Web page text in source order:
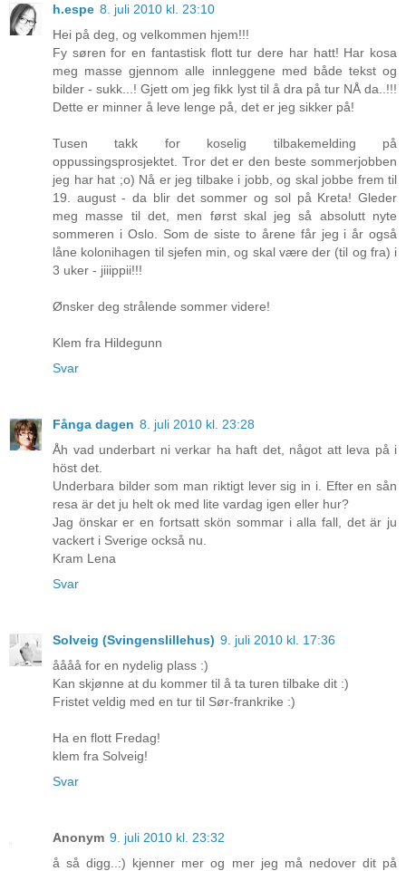
h.espe 8. juli 2010 kl. 23:10
Hei på deg, og velkommen hjem!!!
Fy søren for en fantastisk flott tur dere har hatt! Har kosa
meg masse gjennom alle innleggene med både tekst og
bilder - sukk...! Gjett om jeg fikk lyst til å dra på tur NÅ da..!!!
Dette er minner å leve lenge på, det er jeg sikker på!
Tusen takk for koselig tilbakemelding på
oppussingsprosjektet. Tror det er den beste sommerjobben
jeg har hat ;o) Nå er jeg tilbake i jobb, og skal jobbe frem til
19. august - da blir det sommer og sol på Kreta! Gleder
meg masse til det, men først skal jeg så absolutt nyte
sommeren i Oslo. Som de siste to årene får jeg i år også
låne kolonihagen til sjefen min, og skal være der (til og fra) i
3 uker - jiiippii!!!
Ønsker deg strålende sommer videre!
Klem fra Hildegunn
Svar
Fånga dagen 8. juli 2010 kl. 23:28
Åh vad underbart ni verkar ha haft det, något att leva på i
höst det.
Underbara bilder som man riktigt lever sig in i. Efter en sån
resa är det ju helt ok med lite vardag igen eller hur?
Jag önskar er en fortsatt skön sommar i alla fall, det är ju
vackert i Sverige också nu.
Kram Lena
Svar
Solveig (Svingenslillehus) 9. juli 2010 kl. 17:36
åååå for en nydelig plass :)
Kan skjønne at du kommer til å ta turen tilbake dit :)
Fristet veldig med en tur til Sør-frankrike :)
Ha en flott Fredag!
klem fra Solveig!
Svar
Anonym 9. juli 2010 kl. 23:32
å så digg..:) kjenner mer og mer jeg må nedover dit på